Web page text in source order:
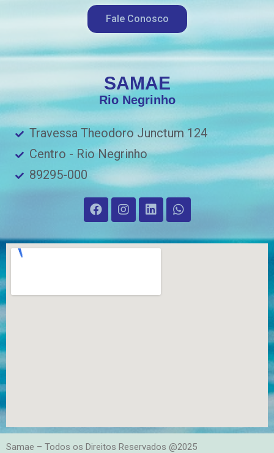
Fale Conosco
SAMAE
Rio Negrinho
Travessa Theodoro Junctum 124
Centro - Rio Negrinho
89295-000
Samae – Todos os Direitos Reservados @2025